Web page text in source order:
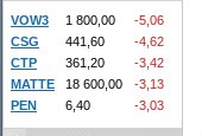
VOW3 1 800,00
-5,06
CSG
441,60
-4,62
CTP
361,20
-3,42
MATTE
18 600,00
-3,13
PEN
6,40 -3,03